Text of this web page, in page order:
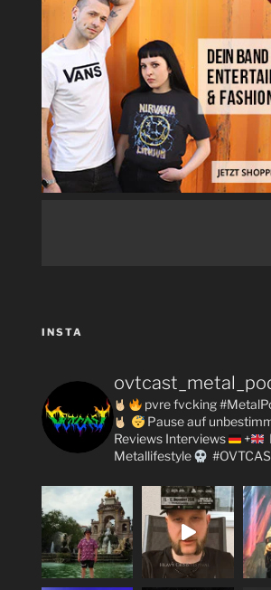
INSTA
pvre fvcking
Pause auf
Reviews Interviews +
Metallifestyle